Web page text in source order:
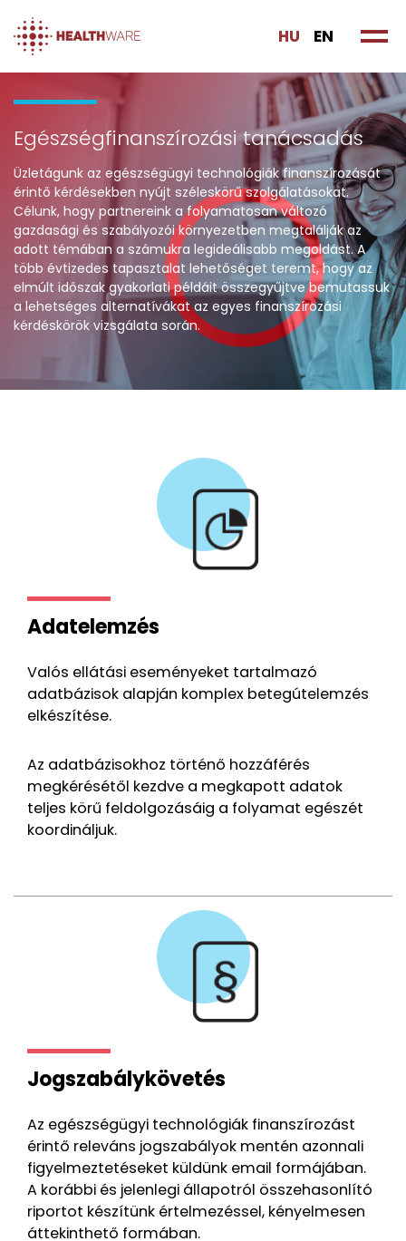
HU EN
Egészségfinanszírozási tanácsadás
Üzletágunk az egészségügyi technológiák finanszírozását
érintő kérdésekben nyújt széleskörű szolgálatásokat.
Célunk, hogy partnereink a folyamatosan változó
gazdasági és szabályozói környezetben megtalálják az
adott témában a számukra legideálisabb megoldást. A
több évtizedes tapasztalat lehetőséget teremt, hogy az
elmúlt időszak gyakorlati példáit összegyűjtve bemutassuk
a lehetséges alternatívákat az egyes finanszírozási
kérdéskörök vizsgálata során.
Adatelemzés
Valós ellátási eseményeket tartalmazó
adatbázisok alapján komplex betegútelemzés
elkészítése.
Az adatbázisokhoz történő hozzáférés
megkérésétől kezdve a megkapott adatok
teljes körű feldolgozásáig a folyamat egészét
koordináljuk.
Jogszabálykövetés
Az egészségügyi technológiák finanszírozást
érintő releváns jogszabályok mentén azonnali
figyelmeztetéseket küldünk email formájában.
A korábbi és jelenlegi állapotról összehasonlító
riportot készítünk értelmezéssel, kényelmesen
áttekinthető formában.